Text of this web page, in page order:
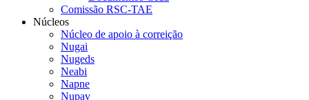
Comissão RSC-TAE
Núcleos
Núcleo de apoio à correição
Nugai
Nugeds
Neabi
Napne
Nupav